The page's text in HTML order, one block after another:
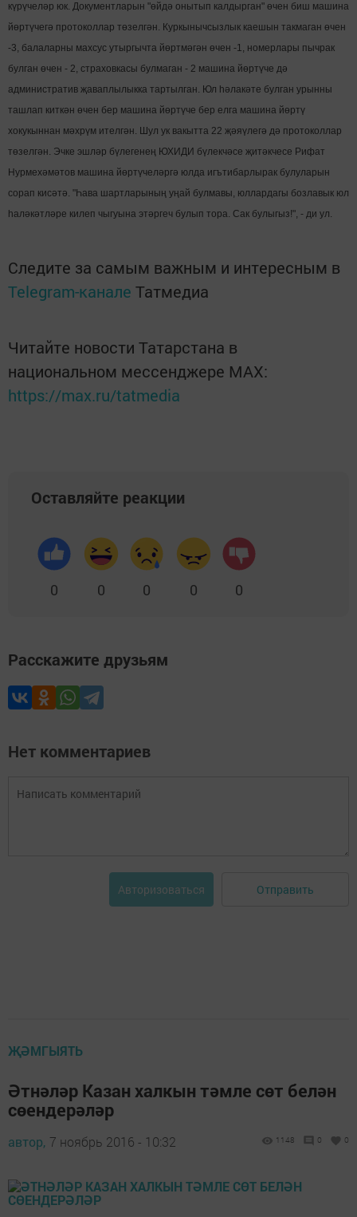
күрүчеләр юк. Документларын "өйдә онытып калдырган" өчен биш машина
йөртүчегә протоколлар төзелгән. Куркынычсызлык каешын такмаган өчен
-3, балаларны махсус утыргычта йөртмәгән өчен -1, номерлары пычрак
булган өчен - 2, страховкасы булмаган - 2 машина йөртүче дә
административ җаваплылыкка тартылган. Юл һәлакәте булган урынны
ташлап киткән өчен бер машина йөртүче бер елга машина йөртү
хокукыннан мәхрүм ителгән. Шул ук вакытта 22 җәяүлегә дә протоколлар
төзелгән. Эчке эшләр бүлегенең ЮХИДИ бүлекчәсе җитәкчесе Рифат
Нурмехәмәтов машина йөртүчеләргә юлда игътибарлырак булуларын
сорап кисәтә. "Һава шартларының уңай булмавы, юллардагы бозлавык юл
һаләкәтләре килеп чыгуына этәргеч булып тора. Сак булыгыз!", - ди ул.
Следите за самым важным и интересным в
Telegram-канале Татмедиа
Читайте новости Татарстана в
национальном мессенджере MАХ:
https://max.ru/tatmedia
Оставляйте реакции
0 0 0 0 0
Расскажите друзьям
Нет комментариев
Авторизоваться Отправить
ҖӘМГЫЯТЬ
Әтнәләр Казан халкын тәмле сөт белән
сөендерәләр
автор, 7 ноябрь 2016 - 10:32 1148 0 0